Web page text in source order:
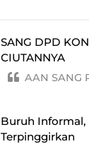
SANG DPD
CIUTANNYA
AAN SANG
Buruh
Terpinggirkan